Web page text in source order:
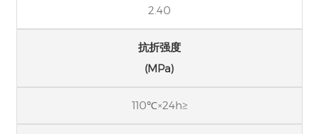
2.40
抗折强度
(MPa)
110℃×24h≥